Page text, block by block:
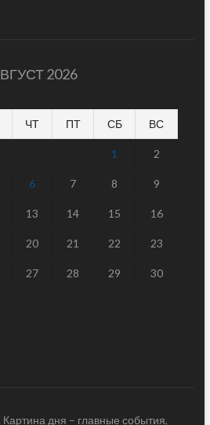
2026
ЧТ ПТ СБ ВС
1 2
6 7 8 9
13 14 15 16
20 21 22 23
27 28 29 30
Картина дня – главные события,